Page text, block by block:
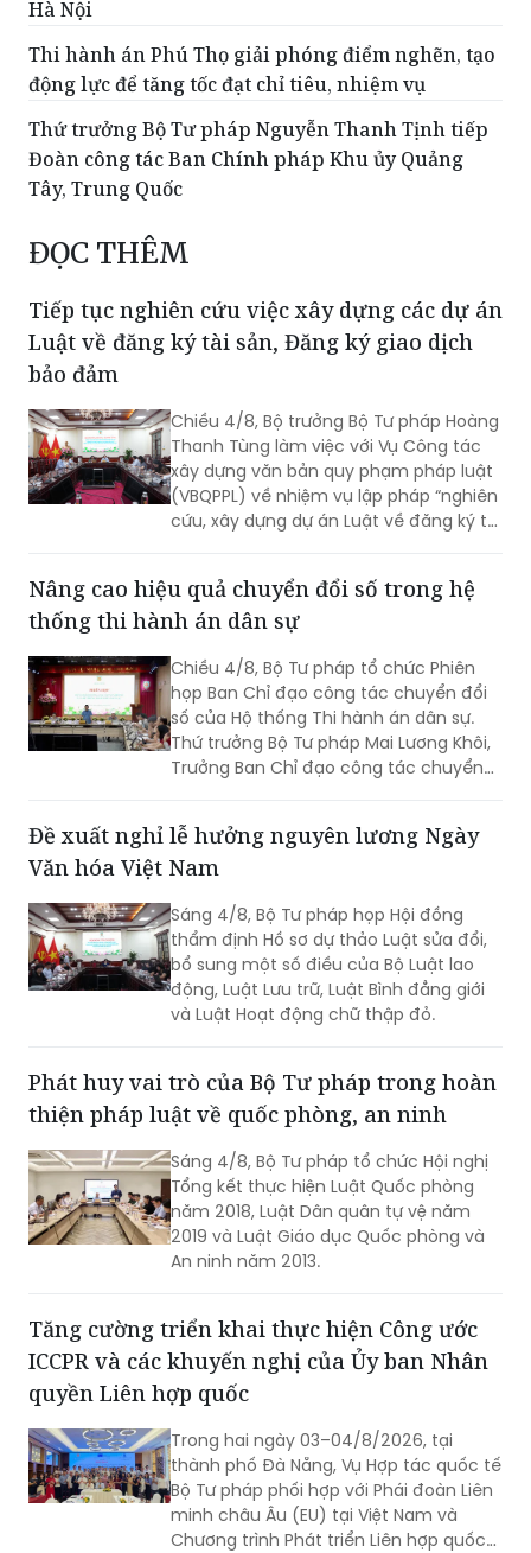
Hà Nội
Thi hành án Phú Thọ giải phóng điểm nghẽn, tạo
động lực để tăng tốc đạt chỉ tiêu, nhiệm vụ
Thứ trưởng Bộ Tư pháp Nguyễn Thanh Tịnh tiếp
Đoàn công tác Ban Chính pháp Khu ủy Quảng
Tây, Trung Quốc
ĐỌC THÊM
Tiếp tục nghiên cứu việc xây dựng các dự án
Luật về đăng ký tài sản, Đăng ký giao dịch
bảo đảm
Chiều 4/8, Bộ trưởng Bộ Tư pháp Hoàng
Thanh Tùng làm việc với Vụ Công tác
xây dựng văn bản quy phạm pháp luật
(VBQPPL) về nhiệm vụ lập pháp “nghiên
cứu, xây dựng dự án Luật về đăng ký tài
trưởng Đặng Hoàng Oanh.
Nâng cao hiệu quả chuyển đổi số trong hệ
thống thi hành án dân sự
Chiều 4/8, Bộ Tư pháp tổ chức Phiên
họp Ban Chỉ đạo công tác chuyển đổi
số của Hộ thống Thi hành án dân sự.
Thứ trưởng Bộ Tư pháp Mai Lương Khôi,
Trưởng Ban Chỉ đạo công tác chuyển
Đề xuất nghỉ lễ hưởng nguyên lương Ngày
Văn hóa Việt Nam
Sáng 4/8, Bộ Tư pháp họp Hội đồng
thẩm định Hồ sơ dự thảo Luật sửa đổi,
bổ sung một số điều của Bộ Luật lao
động, Luật Lưu trữ, Luật Bình đẳng giới
và Luật Hoạt động chữ thập đỏ.
Phát huy vai trò của Bộ Tư pháp trong hoàn
thiện pháp luật về quốc phòng, an ninh
Sáng 4/8, Bộ Tư pháp tổ chức Hội nghị
Tổng kết thực hiện Luật Quốc phòng
năm 2018, Luật Dân quân tự vệ năm
2019 và Luật Giáo dục Quốc phòng và
An ninh năm 2013.
Tăng cường triển khai thực hiện Công ước
ICCPR và các khuyến nghị của Ủy ban Nhân
quyền Liên hợp quốc
Trong hai ngày 03–04/8/2026, tại
thành phố Đà Nẵng, Vụ Hợp tác quốc tế
Bộ Tư pháp phối hợp với Phái đoàn Liên
minh châu Âu (EU) tại Việt Nam và
Chương trình Phát triển Liên hợp quốc